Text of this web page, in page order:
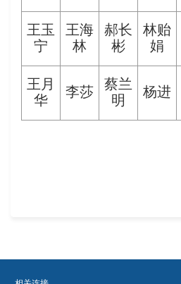
王玉
宁
王海
林
郝长
彬
林贻
娟
王月
华
李莎
蔡兰
明
杨进